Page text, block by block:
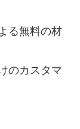
る無料の材
のカスタマ